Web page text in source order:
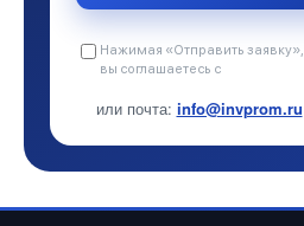
Нажимая «Отправить заявку»,
вы соглашаетесь с
или почта: info@invprom.ru